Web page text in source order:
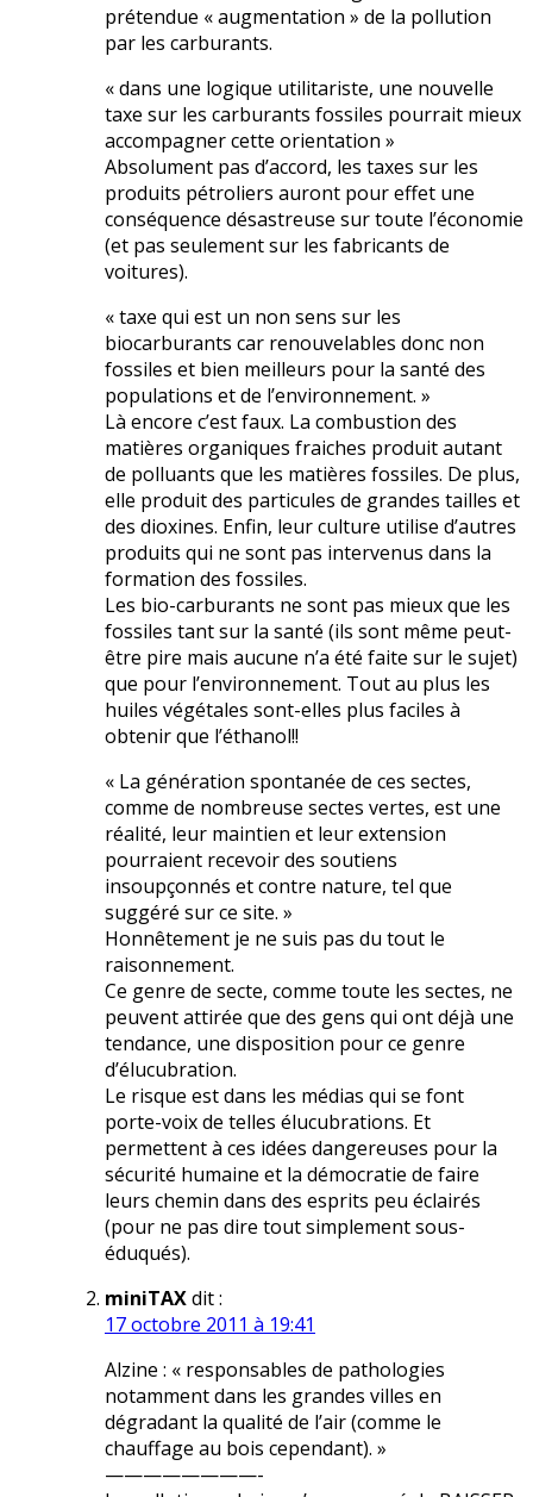
prétendue « augmentation » de la pollution
par les carburants.
« dans une logique utilitariste, une nouvelle
taxe sur les carburants fossiles pourrait mieux
accompagner cette orientation »
Absolument pas d’accord, les taxes sur les
produits pétroliers auront pour effet une
conséquence désastreuse sur toute l’économie
(et pas seulement sur les fabricants de
voitures).
« taxe qui est un non sens sur les
biocarburants car renouvelables donc non
fossiles et bien meilleurs pour la santé des
populations et de l’environnement. »
Là encore c’est faux. La combustion des
matières organiques fraiches produit autant
de polluants que les matières fossiles. De plus,
elle produit des particules de grandes tailles et
des dioxines. Enfin, leur culture utilise d’autres
produits qui ne sont pas intervenus dans la
formation des fossiles.
Les bio-carburants ne sont pas mieux que les
fossiles tant sur la santé (ils sont même peut-
être pire mais aucune n’a été faite sur le sujet)
que pour l’environnement. Tout au plus les
huiles végétales sont-elles plus faciles à
obtenir que l’éthanol!!
« La génération spontanée de ces sectes,
comme de nombreuse sectes vertes, est une
réalité, leur maintien et leur extension
pourraient recevoir des soutiens
insoupçonnés et contre nature, tel que
suggéré sur ce site. »
Honnêtement je ne suis pas du tout le
raisonnement.
Ce genre de secte, comme toute les sectes, ne
peuvent attirée que des gens qui ont déjà une
tendance, une disposition pour ce genre
d’élucubration.
Le risque est dans les médias qui se font
porte-voix de telles élucubrations. Et
permettent à ces idées dangereuses pour la
sécurité humaine et la démocratie de faire
leurs chemin dans des esprits peu éclairés
(pour ne pas dire tout simplement sous-
éduqués).
miniTAXdit :
17 octobre 2011 à 19:41
Alzine : « responsables de pathologies
notamment dans les grandes villes en
dégradant la qualité de l’air (comme le
chauffage au bois cependant). »
————————-